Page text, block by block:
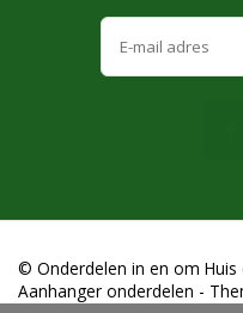
© Onderdelen in en om Huis
Aanhanger onderdelen -